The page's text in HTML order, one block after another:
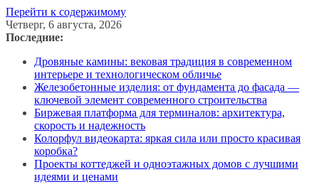
Перейти к содержимому
Четверг, 6 августа, 2026
Последние:
Дровяные камины: вековая традиция в современном
интерьере и технологическом обличье
Железобетонные изделия: от фундамента до фасада —
ключевой элемент современного строительства
Биржевая платформа для терминалов: архитектура,
скорость и надежность
Колорфул видеокарта: яркая сила или просто красивая
коробка?
Проекты коттеджей и одноэтажных домов с лучшими
идеями и ценами